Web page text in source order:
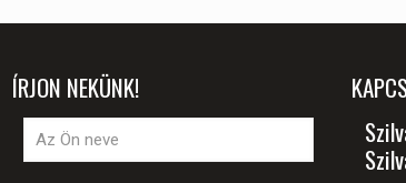
ÍRJON NEKÜNK!